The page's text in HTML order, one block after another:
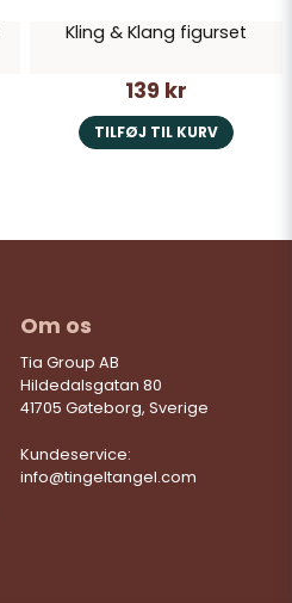
Kling & Klang figurset
139 kr
TILFØJ TIL KURV
Om os
Tia Group AB
Hildedalsgatan 80
41705 Gøteborg, Sverige
Kundeservice:
info@tingeltangel.com